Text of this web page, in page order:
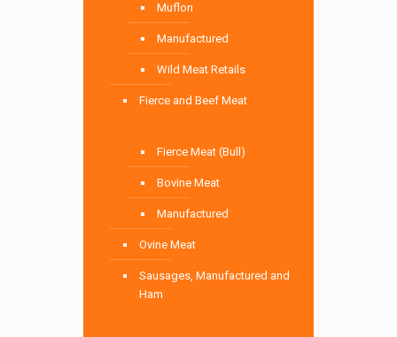
Muflon
Manufactured
Wild Meat Retails
Fierce and Beef Meat
Fierce Meat (Bull)
Bovine Meat
Manufactured
Ovine Meat
Sausages, Manufactured and
Ham